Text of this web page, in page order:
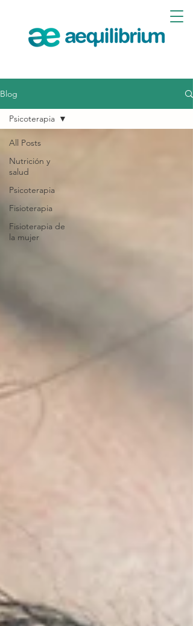
Blog
All Posts
Nutrición y
salud
Psicoterapia
Fisioterapia
Fisioterapia de
la mujer
Psicoterapia